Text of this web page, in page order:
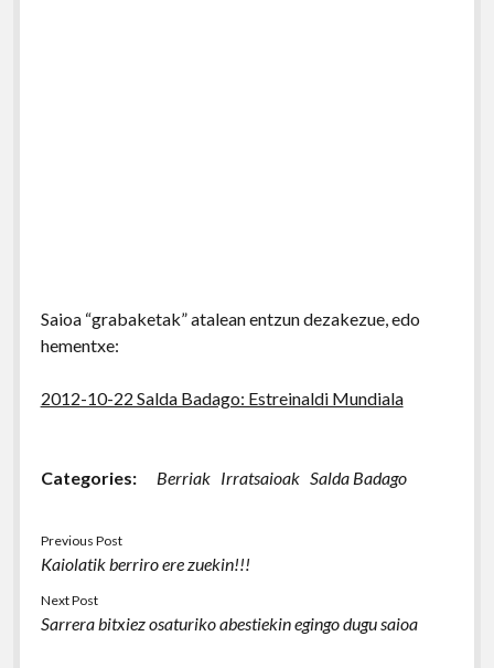
Saioa “grabaketak” atalean entzun dezakezue, edo
hementxe:
2012-10-22 Salda Badago: Estreinaldi Mundiala
Categories: Berriak Irratsaioak Salda Badago
Previous Post
Kaiolatik berriro ere zuekin!!!
Next Post
Sarrera bitxiez osaturiko abestiekin egingo dugu saioa